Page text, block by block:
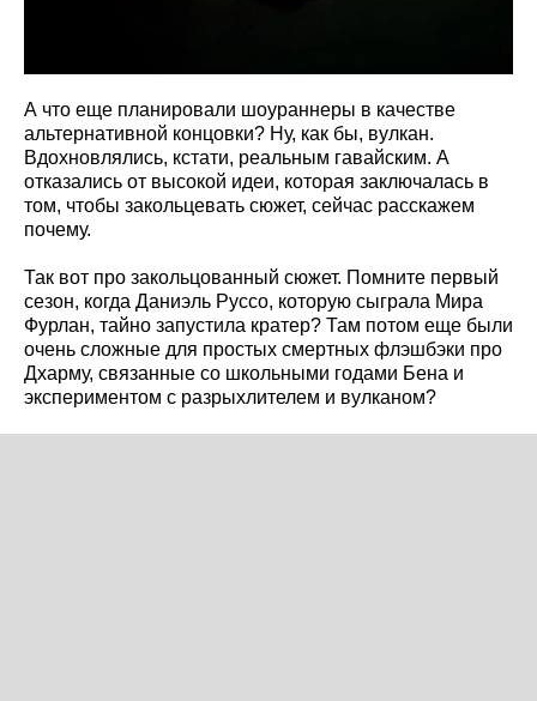
А что еще планировали шоураннеры в качестве
альтернативной концовки? Ну, как бы, вулкан.
Вдохновлялись, кстати, реальным гавайским. А
отказались от высокой идеи, которая заключалась в
том, чтобы закольцевать сюжет, сейчас расскажем
почему.
Так вот про закольцованный сюжет. Помните первый
сезон, когда Даниэль Руссо, которую сыграла Мира
Фурлан, тайно запустила кратер? Там потом еще были
очень сложные для простых смертных флэшбэки про
Дхарму, связанные со школьными годами Бена и
экспериментом с разрыхлителем и вулканом?